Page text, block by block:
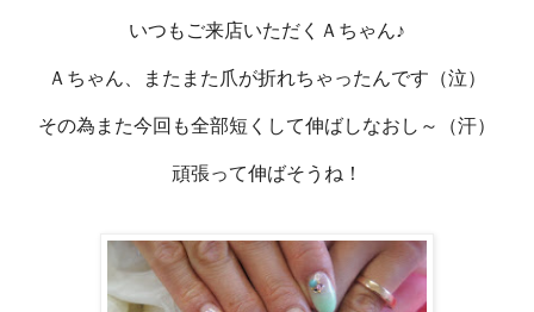
いつもご来店いただくＡちゃん♪
Ａちゃん、またまた爪が折れちゃったんです（泣）
その為また今回も全部短くして伸ばしなおし～（汗）
頑張って伸ばそうね！